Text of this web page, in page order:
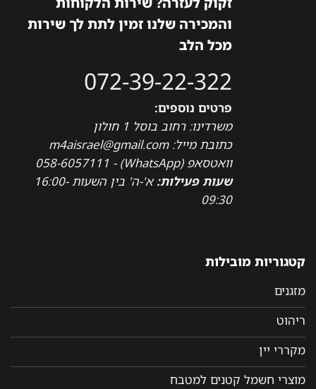
והמכירה שלנו זמין לתת לך שירות
מכל הלב
072-39-22-322
פרטים נוספים:
משרדינו: רחוב בוסל 1 חולון
כתובת מייל: m4aisrael@gmail.com
וואטסאפ (WhatsApp) - 058-6057111
שעות פעילות:
א'-ה' בין השעות 16:00-
09:30
קטגוריות מובילות
מזגנים
ריהוט
מקררי יין
מוצרי חשמל קטנים למטבח